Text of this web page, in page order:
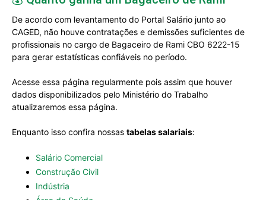
De acordo com levantamento do Portal Salário junto ao
CAGED, não houve contratações e demissões suficientes de
profissionais no cargo de Bagaceiro de Rami CBO 6222-15
para gerar estatísticas confiáveis no período.
Acesse essa página regularmente pois assim que houver
dados disponibilizados pelo Ministério do Trabalho
atualizaremos essa página.
Enquanto isso confira nossas tabelas salariais:
Salário Comercial
Construção Civil
Indústria